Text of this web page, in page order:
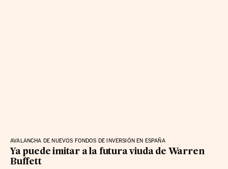
AVALANCHA DE NUEVOS FONDOS DE INVERSIÓN EN ESPAÑA
Ya puede imitar a la futura viuda de Warren
Buffett